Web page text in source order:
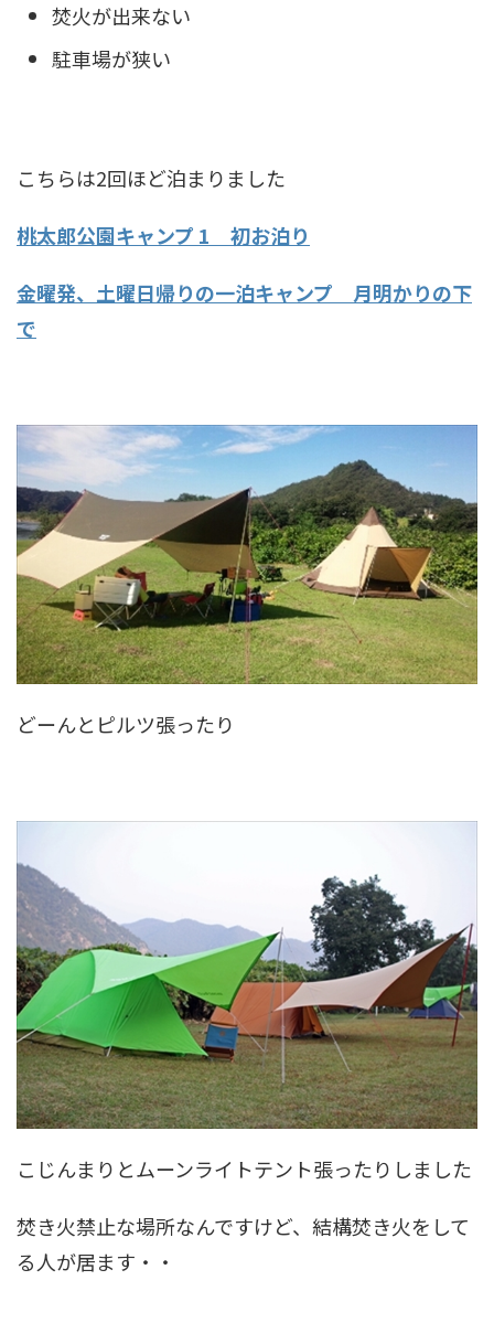
焚火が出来ない
駐車場が狭い
こちらは2回ほど泊まりました
桃太郎公園キャンプ 1 初お泊り
金曜発、土曜日帰りの一泊キャンプ 月明かりの下
で
どーんとピルツ張ったり
こじんまりとムーンライトテント張ったりしました
焚き火禁止な場所なんですけど、結構焚き火をして
る人が居ます・・